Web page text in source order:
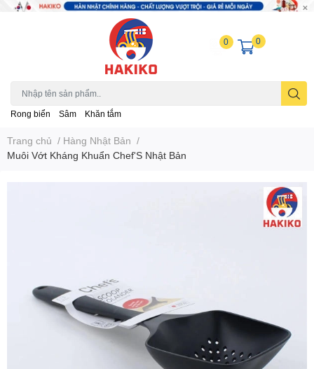
Rong biển Sâm Khăn tắm
0 0
Trang chủ / Hàng Nhật Bản /
Muôi Vớt Kháng Khuẩn Chef'S Nhật Bản